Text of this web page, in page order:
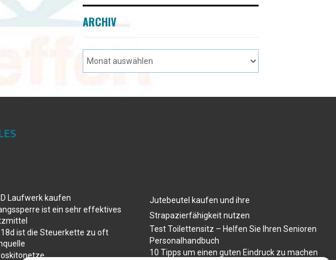
ARCHIV
Laufwerk kaufen
ist ein sehr effektives
ist die Steuerkette zu oft
Jutebeutel kaufen und ihre
Strapazierfähigkeit nutzen
Test Toilettensitz – Helfen Sie Ihren Senioren
Personalhandbuch
10 Tipps um einen guten Eindruck zu machen